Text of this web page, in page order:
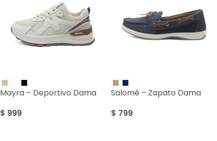
Mayra – Deportivo Dama
$ 999
Salomé – Zapato Dama
$ 799